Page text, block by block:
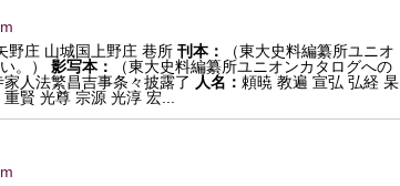
野庄 山城国上野庄 巷所 刊本：
（東大史料編纂所ユニオ
。）
影写本：
（東大史料編纂所ユニオンカタログへの
家人法繁昌吉事条々披露了 人名： 頼暁 教遍 宣弘 弘経 杲
賢 光尊 宗源 光淳 宏...